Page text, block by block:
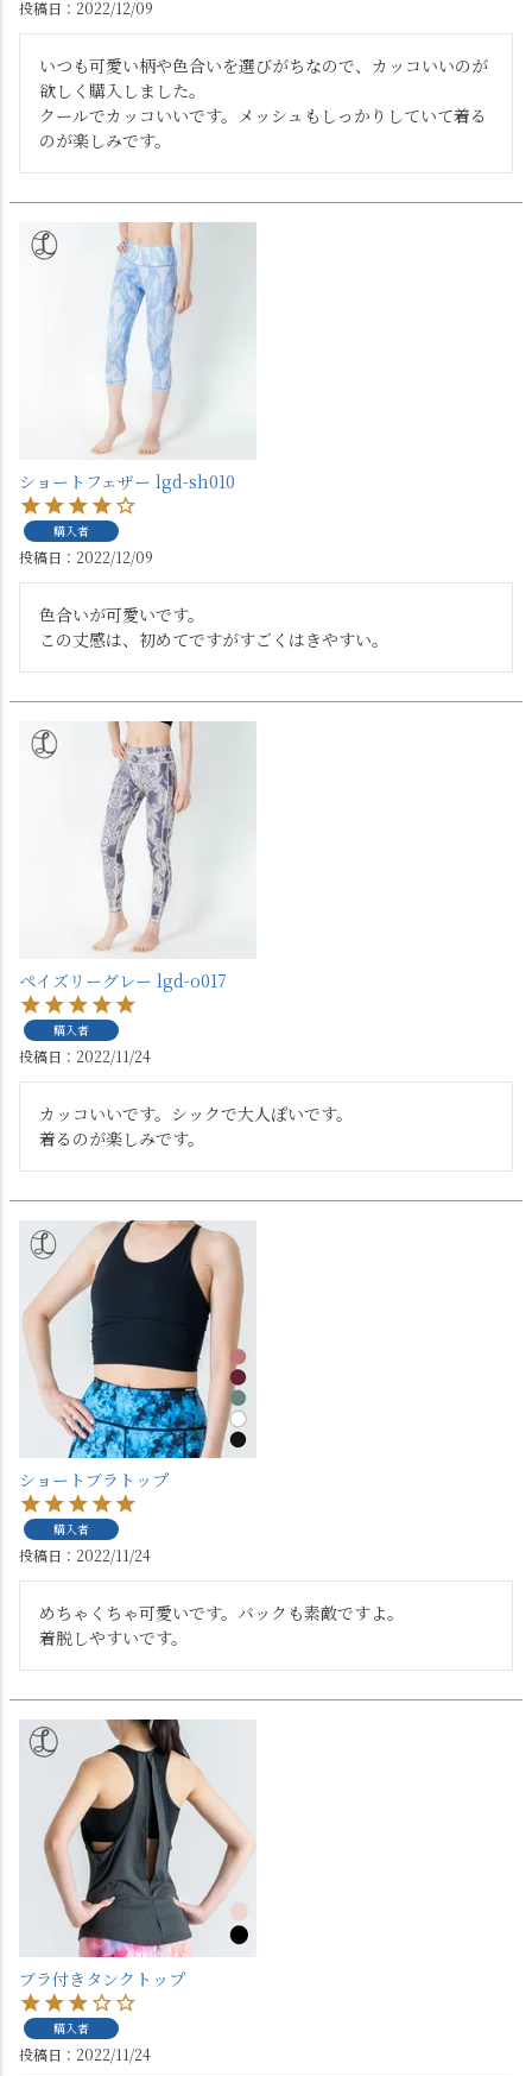
投稿日 2022/12/09
いつも可愛い柄や色合いを選びがちなので、カッコいいのが
欲しく購入しました。
クールでカッコいいです。メッシュもしっかりしていて着る
のが楽しみです。
ショートフェザー lgd-sh010
購入者
投稿日 2022/12/09
色合いが可愛いです。
この丈感は、初めてですがすごくはきやすい。
ペイズリーグレー lgd-o017
購入者
投稿日 2022/11/24
カッコいいです。シックで大人ぽいです。
着るのが楽しみです。
ショートブラトップ
購入者
投稿日 2022/11/24
めちゃくちゃ可愛いです。バックも素敵ですよ。
着脱しやすいです。
ブラ付きタンクトップ
購入者
投稿日 2022/11/24